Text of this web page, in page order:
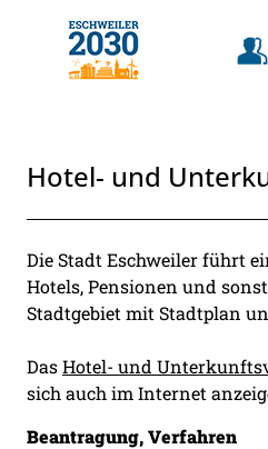
Zum Hauptinhalt springen
Hotel- und
Beschreibung
Die Stadt Eschweiler führt
Hotels, Pensionen und
Stadtgebiet mit Stadtplan
DasHotel- und
sich auch im Internet
Beantragung, Verfahren